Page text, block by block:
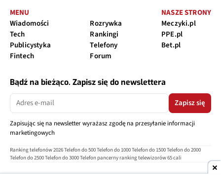
MENU
Wiadomości
Tech
Publicystyka
Fintech
Rozrywka
Rankingi
Telefony
Forum
NASZE STRONY
Meczyki.pl
PPE.pl
Bet.pl
Bądź na bieżąco. Zapisz się do newslettera
Zapisz się
Zapisując się na newsletter wyrażasz zgodę na przesyłanie informacji
marketingowych
Ranking telefonów 2026Telefon do 500Telefon do 1000Telefon do 1500Telefon do 2000
Telefon do 2500Telefon do 3000Telefon pancerny ranking telewizorów 65 cali